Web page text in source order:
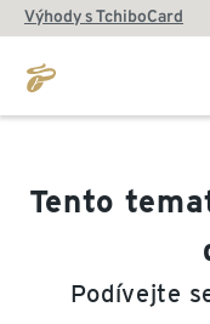
Výhody s TchiboCard
Tento
Podívejte